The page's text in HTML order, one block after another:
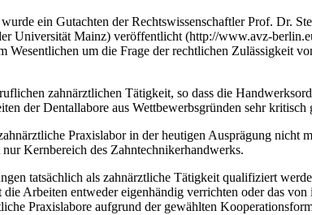
ein Gutachten der Rechtswissenschaftler Prof. Dr.
Universität Mainz) veröffentlicht (http://www.avz-
um die Frage der rechtlichen Zulässigkeit
zahnärztlichen Tätigkeit, so dass die
der Dentallabore aus Wettbewerbsgründen sehr kritisch
Praxislabor in der heutigen Ausprägung nicht
Kernbereich des Zahntechnikerhandwerks.
tatsächlich als zahnärztliche Tätigkeit qualifiziert
Arbeiten entweder eigenhändig verrichten oder das von
Praxislabore aufgrund der gewählten